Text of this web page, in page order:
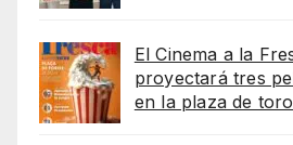
El Cinema a la
proyectará tres
en la plaza de